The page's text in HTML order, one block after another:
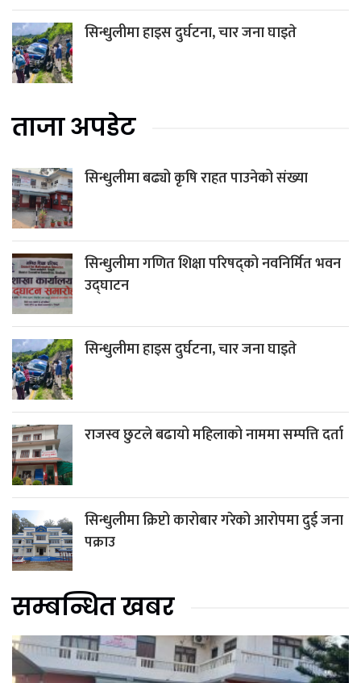
सिन्धुलीमा हाइस दुर्घटना, चार जना घाइते
ताजा अपडेट
सिन्धुलीमा बढ्यो कृषि राहत पाउनेको संख्या
सिन्धुलीमा गणित शिक्षा परिषद्को नवनिर्मित भवन
उद्घाटन
सिन्धुलीमा हाइस दुर्घटना, चार जना घाइते
राजस्व छुटले बढायो महिलाको नाममा सम्पत्ति दर्ता
सिन्धुलीमा क्रिप्टो कारोबार गरेको आरोपमा दुई जना
पक्राउ
सम्बन्धित खबर